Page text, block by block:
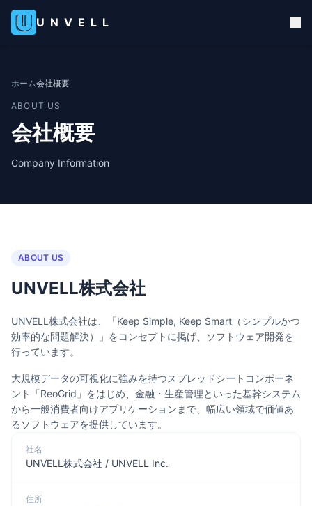
UNVELL
ホーム会社概要
ABOUT US
会社概要
Company Information
ABOUT US
UNVELL株式会社
UNVELL株式会社は、「Keep Simple, Keep Smart（シンプルかつ
効率的な問題解決）」をコンセプトに掲げ、ソフトウェア開発を
行っています。
大規模データの可視化に強みを持つスプレッドシートコンポーネ
ント「ReoGrid」をはじめ、金融・生産管理といった基幹システム
から一般消費者向けアプリケーションまで、幅広い領域で価値あ
るソフトウェアを提供しています。
社名
UNVELL株式会社 / UNVELL Inc.
住所